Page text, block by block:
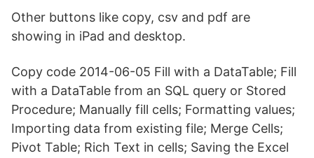
Other buttons like copy, csv and pdf are
showing in iPad and desktop.
Copy code 2014-06-05 Fill with a DataTable; Fill
with a DataTable from an SQL query or Stored
Procedure; Manually fill cells; Formatting values;
Importing data from existing file; Merge Cells;
Pivot Table; Rich Text in cells; Saving the Excel